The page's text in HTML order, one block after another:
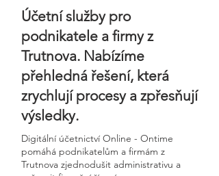
Účetní služby pro
podnikatele a firmy z
Trutnova. Nabízíme
přehledná řešení, která
zrychlují procesy a zpřesňují
výsledky.
Digitální účetnictví Online - Ontime
pomáhá podnikatelům a firmám z
Trutnova zjednodušit administrativu a